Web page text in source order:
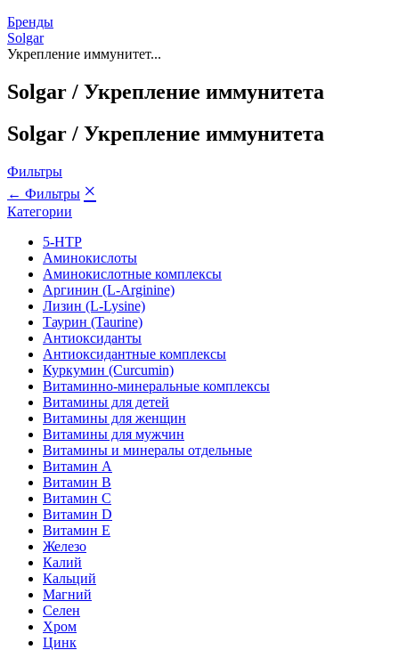
Бренды
Solgar
Укрепление иммунитет...
Solgar / Укрепление иммунитета
Solgar / Укрепление иммунитета
Фильтры
← Фильтры ×
Категории
5-HTP
Аминокислоты
Аминокислотные комплексы
Аргинин (L-Arginine)
Лизин (L-Lysine)
Таурин (Taurine)
Антиоксиданты
Антиоксидантные комплексы
Куркумин (Curcumin)
Витаминно-минеральные комплексы
Витамины для детей
Витамины для женщин
Витамины для мужчин
Витамины и минералы отдельные
Витамин A
Витамин B
Витамин C
Витамин D
Витамин E
Железо
Калий
Кальций
Магний
Селен
Хром
Цинк